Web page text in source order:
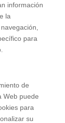
información
la
para
de
Web puede
para
su